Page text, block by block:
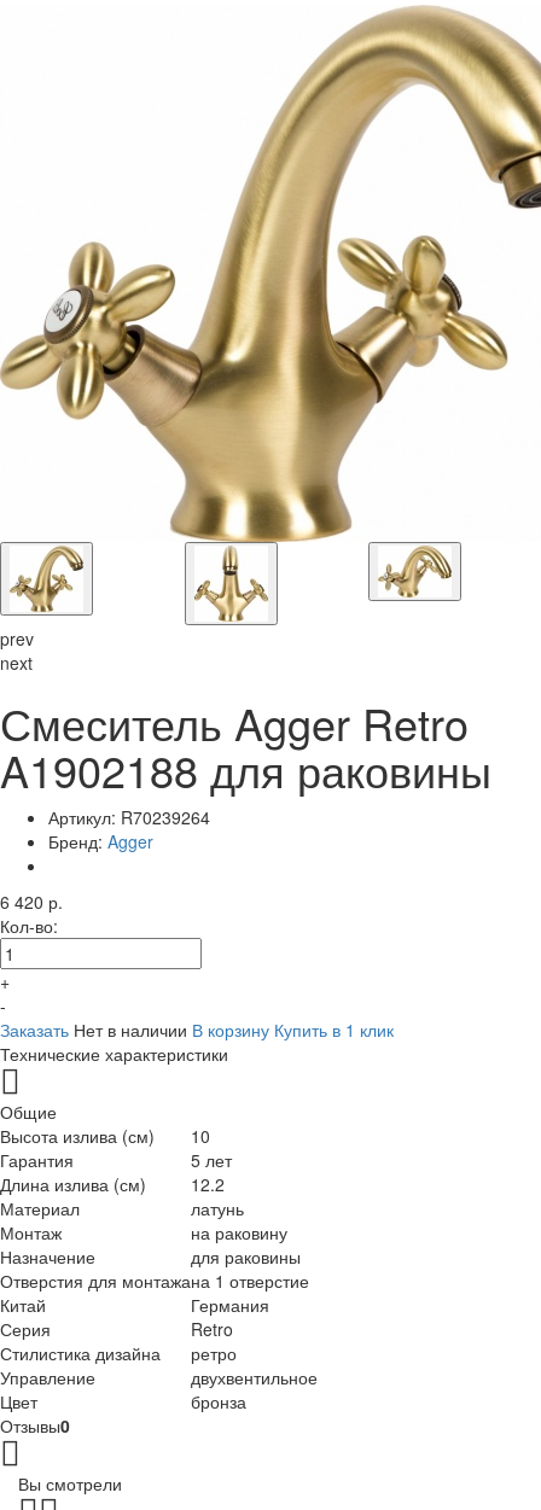
prev
next
Смеситель Agger Retro
A1902188 для раковины
Артикул: R70239264
Бренд: Agger
6 420 р.
Кол-во:
+
-
Заказать Нет в наличии В корзину Купить в 1 клик
Технические характеристики
Общие
Высота излива (см)
10
Гарантия
5 лет
Длина излива (см)
12.2
Материал
латунь
Монтаж
на раковину
Назначение
для раковины
Отверстия для монтажана 1 отверстие
Китай
Германия
Серия
Retro
Стилистика дизайна
ретро
Управление
двухвентильное
Цвет
бронза
Отзывы0
Вы смотрели